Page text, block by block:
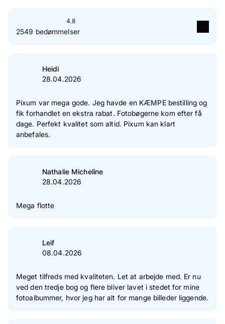
4.8
2549 bedømmelser
Stjerne(r)
Stjerne(r)
2 Stjerne(r)
0 %
1 Stjerne(r) 0 %
Verificering af kundeanmeldelser
Heidi
28.04.2026
Pixum var mega gode. Jeg havde en KÆMPE bestilling og
fik forhandlet en ekstra rabat. Fotobøgerne kom efter få
dage. Perfekt kvalitet som altid. Pixum kan klart
anbefales.
Nathalie Micheline
28.04.2026
Mega flotte
Leif
08.04.2026
Meget tilfreds med kvaliteten. Let at arbejde med. Er nu
ved den tredje bog og flere bliver lavet i stedet for mine
fotoalbummer, hvor jeg har alt for mange billeder liggende.